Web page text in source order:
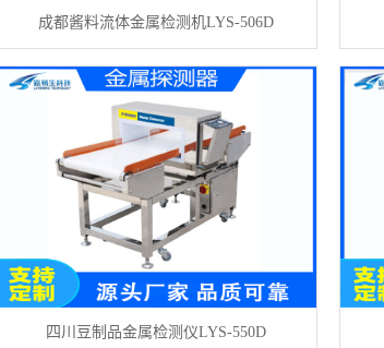
成都酱料流体金属检测机LYS-506D
四川豆制品金属检测仪LYS-550D